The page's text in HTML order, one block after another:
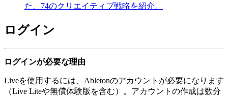
た、74のクリエイティブ戦略を紹介。
ログイン
ログインが必要な理由
Liveを使用するには、Abletonのアカウントが必要になります
（Live Liteや無償体験版を含む）。アカウントの作成は数分